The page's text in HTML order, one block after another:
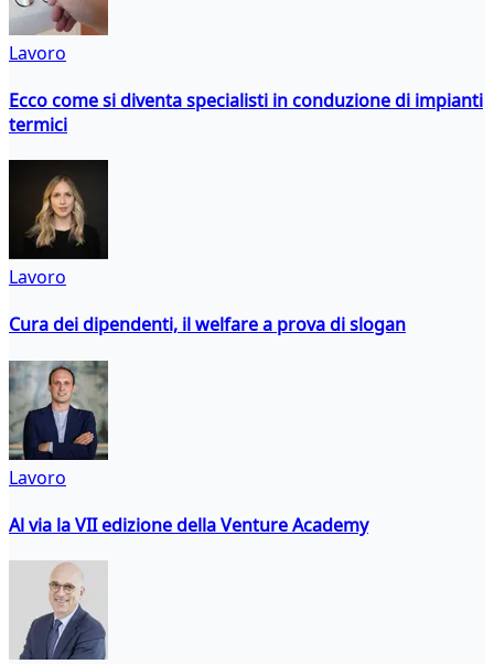
Lavoro
Ecco come si diventa specialisti in conduzione di impianti
termici
Lavoro
Cura dei dipendenti, il welfare a prova di slogan
Lavoro
Al via la VII edizione della Venture Academy